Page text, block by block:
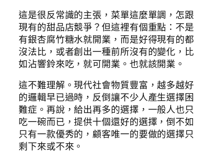
這是很反常識的主張，菜單這麼單調，怎跟
現有的甜品店競爭？但這裡有個重點：不是
有銀杏腐竹糖水就開業，而是好得現有的都
沒法比，或者創出一種前所沒有的變化，比
如沾響鈴來吃，就可開業。也就該開業。
這不難理解。現代社會物質豐富，越多越好
的邏輯早已過時，反倒讓不少人產生選擇困
難症。再說，給出再多的選擇，一般人也只
吃一碗而已，提供十個還好的選擇，倒不如
只有一款優秀的，顧客唯一的要做的選擇只
剩下來或不來。